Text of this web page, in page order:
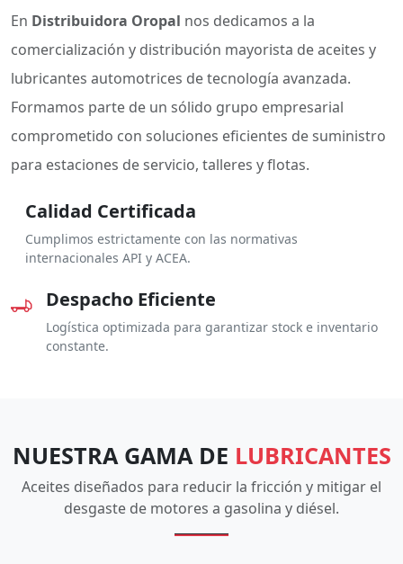
En Distribuidora Oropal nos dedicamos a la
comercialización y distribución mayorista de aceites y
lubricantes automotrices de tecnología avanzada.
Formamos parte de un sólido grupo empresarial
comprometido con soluciones eficientes de suministro
para estaciones de servicio, talleres y flotas.
Calidad Certificada
Cumplimos estrictamente con las normativas
internacionales API y ACEA.
Despacho Eficiente
Logística optimizada para garantizar stock e inventario
constante.
NUESTRA GAMA DE LUBRICANTES
Aceites diseñados para reducir la fricción y mitigar el
desgaste de motores a gasolina y diésel.